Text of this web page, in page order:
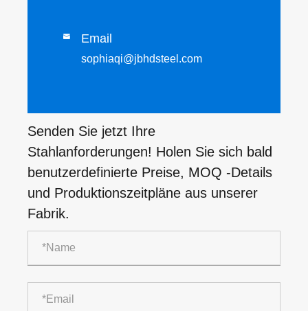
 Email
sophiaqi@jbhdsteel.com
Senden Sie jetzt Ihre
Stahlanforderungen! Holen Sie sich bald
benutzerdefinierte Preise, MOQ -Details
und Produktionszeitpläne aus unserer
Fabrik.